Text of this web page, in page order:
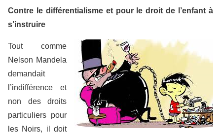
Contre le différentialisme et pour le droit de l’enfant à
s’instruire
Tout comme
Nelson Mandela
demandait
l’indifférence et
non des droits
particuliers pour
les Noirs, il doit